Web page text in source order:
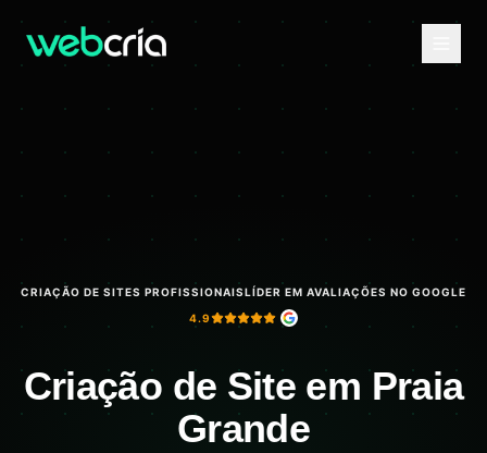
CRIAÇÃO DE SITES PROFISSIONAISLÍDER EM AVALIAÇÕES NO GOOGLE
4.9
Criação de Site em Praia
Grande